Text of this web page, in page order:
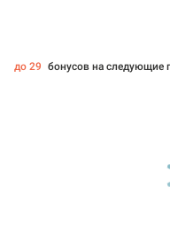
до 29 бонусов на следующие